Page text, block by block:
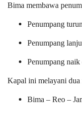
Bima membawa
Penumpang
Penumpang
Penumpang
Kapal ini melayani dua
Bima – Reo –